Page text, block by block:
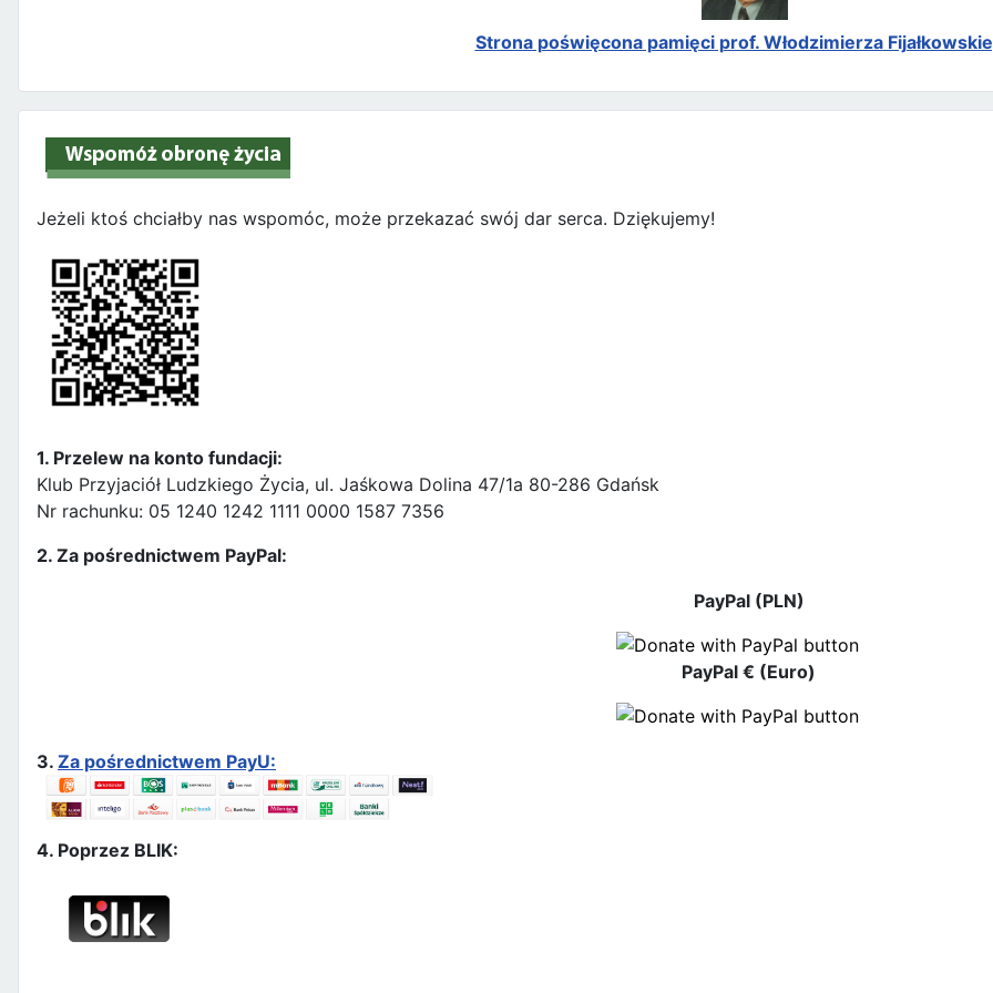
Strona poświęcona pamięci prof. Włodzimierza
Jeżeli ktoś chciałby nas wspomóc, może przekazać swój dar serca. Dziękujemy!
1. Przelew na konto fundacji:
Klub Przyjaciół Ludzkiego Życia, ul. Jaśkowa Dolina 47/1a 80-286 Gdańsk
Nr rachunku: 05 1240 1242 1111 0000 1587 7356
2. Za pośrednictwem PayPal:
PayPal (PLN)
PayPal € (Euro)
3. Za pośrednictwem PayU:
4. Poprzez BLIK: